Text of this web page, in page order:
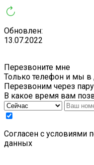
Обновлен:
13.07.2022
Перезвоните мне
Только телефон и мы в
Перезвоним через
В какое время вам
Cогласен с условиями
данных